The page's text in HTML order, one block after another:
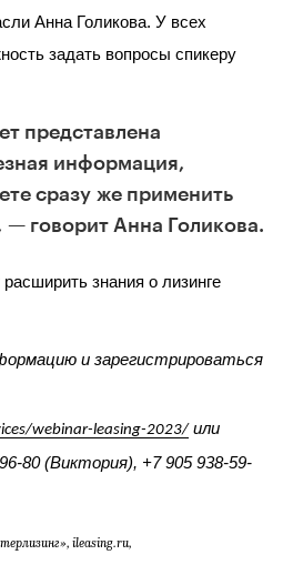
Анна Голикова. У всех
задать вопросы спикеру
представлена
информация,
сразу же применить
— говорит Анна Голикова.
знания о лизинге
и зарегистрироваться
webinar-leasing-2023/ или
80 (Виктория), +7 905 938-59-
ileasing.ru,